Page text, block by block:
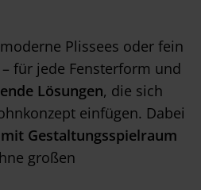
Plissees oder fein
für jede Fensterform und
Lösungen, die sich
einfügen. Dabei
mit Gestaltungsspielraum
großen